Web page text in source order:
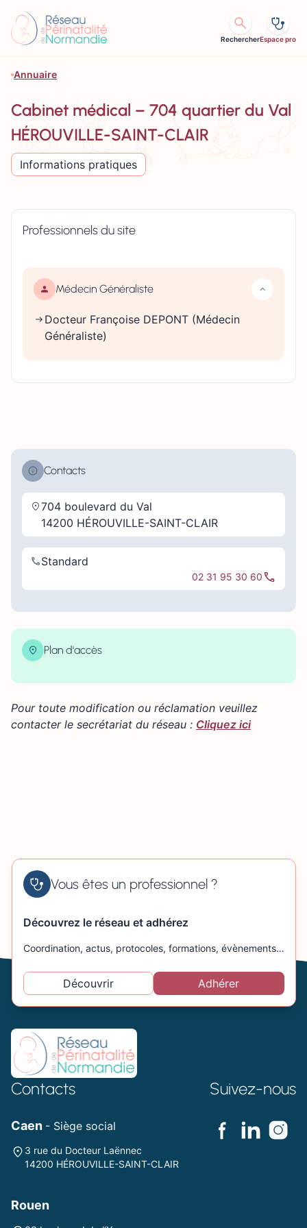
RechercherEspace pro
Annuaire
Cabinet médical – 704 quartier du Val
HÉROUVILLE-SAINT-CLAIR
Informations pratiques
Professionnels du site
Médecin Généraliste
Docteur Françoise DEPONT (Médecin
Généraliste)
Contacts
704 boulevard du Val
14200 HÉROUVILLE-SAINT-CLAIR
Standard
02 31 95 30 60
Plan d'accès
×
−
Pour toute modification ou réclamation veuillez
contacter le secrétariat du réseau : Cliquez ici
Vous êtes un professionnel ?
Découvrez le réseau et adhérez
Coordination, actus, protocoles, formations, évènements…
Découvrir Adhérer
Contacts
Caen - Siège social
3 rue du Docteur Laënnec
14200 HÉROUVILLE-SAINT-CLAIR
Rouen
Suivez-nous